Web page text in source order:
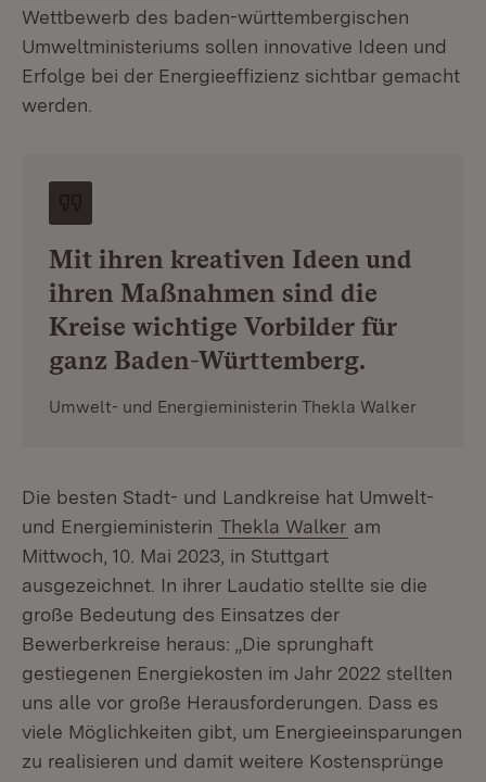
Wettbewerb des baden-württembergischen
Umweltministeriums sollen innovative Ideen und
Erfolge bei der Energieeffizienz sichtbar gemacht
werden.
Mit ihren kreativen Ideen und
ihren Maßnahmen sind die
Kreise wichtige Vorbilder für
ganz Baden-Württemberg.
Umwelt- und Energieministerin Thekla Walker
Die besten Stadt- und Landkreise hat Umwelt-
und Energieministerin Thekla Walker am
Mittwoch, 10. Mai 2023, in Stuttgart
ausgezeichnet. In ihrer Laudatio stellte sie die
große Bedeutung des Einsatzes der
Bewerberkreise heraus: „Die sprunghaft
gestiegenen Energiekosten im Jahr 2022 stellten
uns alle vor große Herausforderungen. Dass es
viele Möglichkeiten gibt, um Energieeinsparungen
zu realisieren und damit weitere Kostensprünge